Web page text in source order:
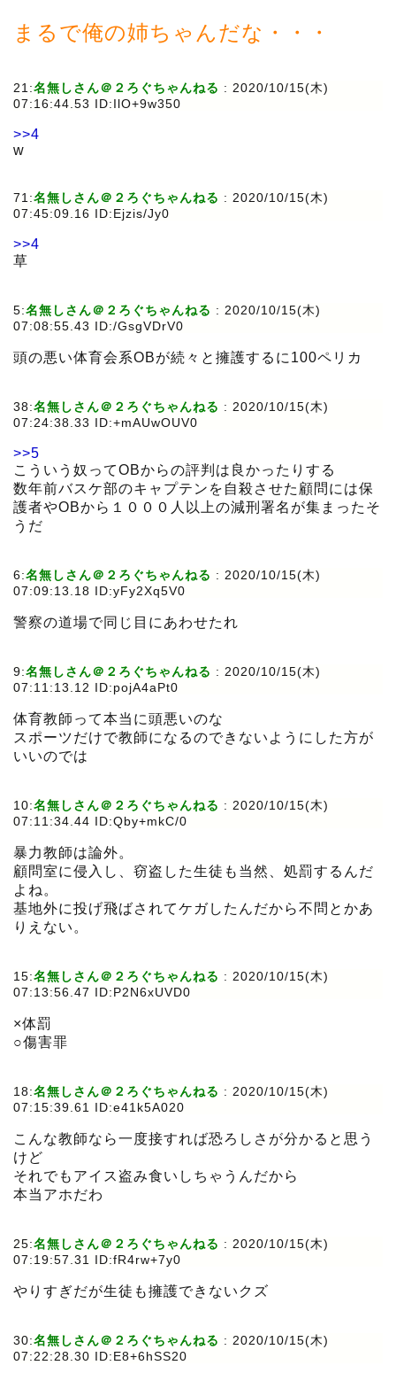
まるで俺の姉ちゃんだな・・・
21:名無しさん＠２ろぐちゃんねる : 2020/10/15(木)
07:16:44.53 ID:IlO+9w350
>>4
w
71:名無しさん＠２ろぐちゃんねる : 2020/10/15(木)
07:45:09.16 ID:Ejzis/Jy0
>>4
草
5:名無しさん＠２ろぐちゃんねる : 2020/10/15(木)
07:08:55.43 ID:/GsgVDrV0
頭の悪い体育会系OBが続々と擁護するに100ペリカ
38:名無しさん＠２ろぐちゃんねる : 2020/10/15(木)
07:24:38.33 ID:+mAUwOUV0
>>5
こういう奴ってOBからの評判は良かったりする
数年前バスケ部のキャプテンを自殺させた顧問には保
護者やOBから１０００人以上の減刑署名が集まったそ
うだ
6:名無しさん＠２ろぐちゃんねる : 2020/10/15(木)
07:09:13.18 ID:yFy2Xq5V0
警察の道場で同じ目にあわせたれ
9:名無しさん＠２ろぐちゃんねる : 2020/10/15(木)
07:11:13.12 ID:pojA4aPt0
体育教師って本当に頭悪いのな
スポーツだけで教師になるのできないようにした方が
いいのでは
10:名無しさん＠２ろぐちゃんねる : 2020/10/15(木)
07:11:34.44 ID:Qby+mkC/0
暴力教師は論外。
顧問室に侵入し、窃盗した生徒も当然、処罰するんだ
よね。
基地外に投げ飛ばされてケガしたんだから不問とかあ
りえない。
15:名無しさん＠２ろぐちゃんねる : 2020/10/15(木)
07:13:56.47 ID:P2N6xUVD0
×体罰
○傷害罪
18:名無しさん＠２ろぐちゃんねる : 2020/10/15(木)
07:15:39.61 ID:e41k5A020
こんな教師なら一度接すれば恐ろしさが分かると思う
けど
それでもアイス盗み食いしちゃうんだから
本当アホだわ
25:名無しさん＠２ろぐちゃんねる : 2020/10/15(木)
07:19:57.31 ID:fR4rw+7y0
やりすぎだが生徒も擁護できないクズ
30:名無しさん＠２ろぐちゃんねる : 2020/10/15(木)
07:22:28.30 ID:E8+6hSS20